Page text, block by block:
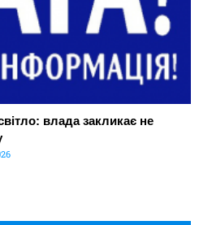
влада закликає не